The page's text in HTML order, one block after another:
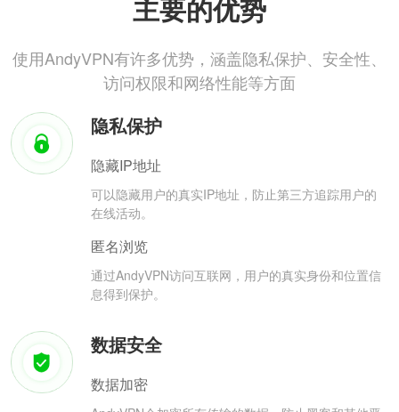
主要的优势
使用AndyVPN有许多优势，涵盖隐私保护、安全性、
访问权限和网络性能等方面
隐私保护
隐藏IP地址
可以隐藏用户的真实IP地址，防止第三方追踪用户的
在线活动。
匿名浏览
通过AndyVPN访问互联网，用户的真实身份和位置信
息得到保护。
数据安全
数据加密